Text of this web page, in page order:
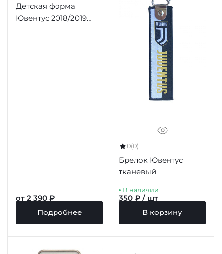
Детская форма
Ювентус 2018/2019
от 2 390 ₽
Подробнее
0(0)
Брелок Ювентус
тканевый
В наличии
350 ₽ / шт
В корзину